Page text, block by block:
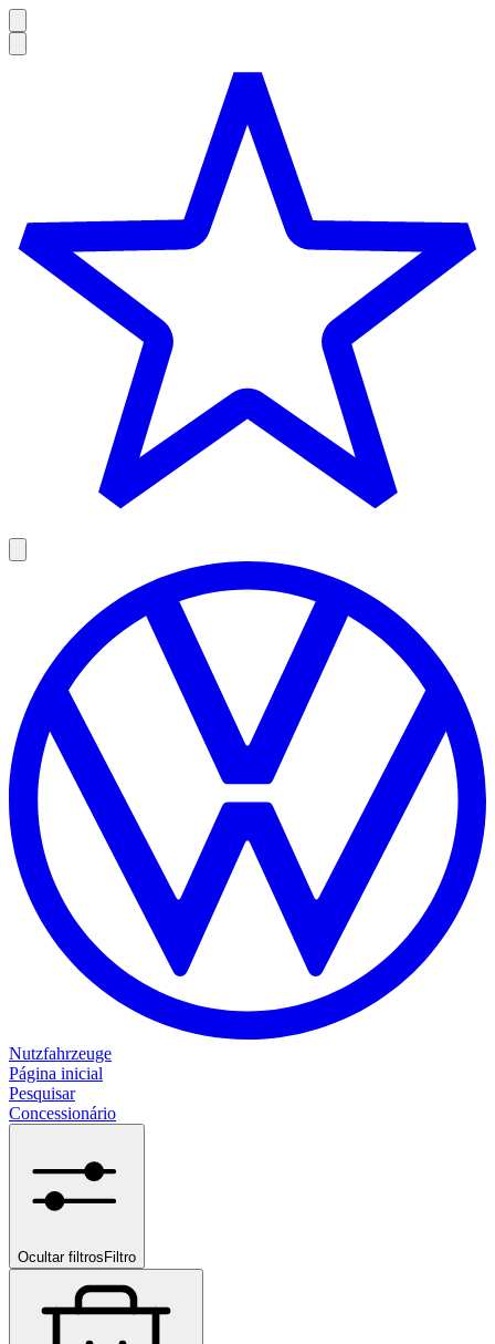
Nutzfahrzeuge
Página inicial
Pesquisar
Concessionário
Ocultar filtros Filtro